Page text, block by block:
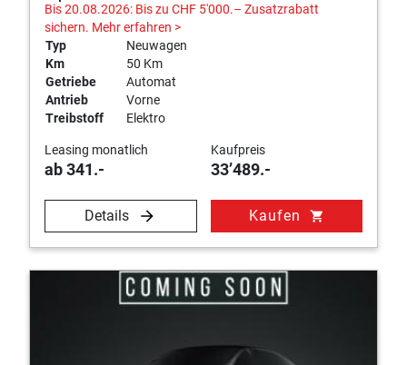
Bis 20.08.2026: Bis zu CHF 5'000.– Zusatzrabatt
sichern. Mehr erfahren >
Typ
Neuwagen
Km
50 Km
Getriebe
Automat
Antrieb
Vorne
Treibstoff
Elektro
Leasing monatlich
ab 341.-
Kaufpreis
33’489.-
Details Kaufen shopping_cart